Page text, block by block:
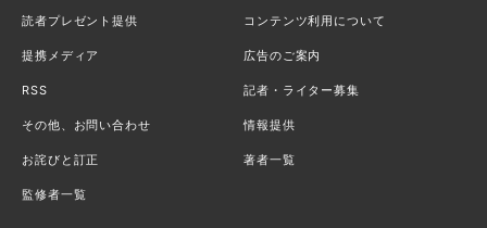
読者プレゼント提供 コンテンツ利用について
提携メディア 広告のご案内
RSS 記者・ライター募集
その他、お問い合わせ 情報提供
お詫びと訂正 著者一覧
監修者一覧